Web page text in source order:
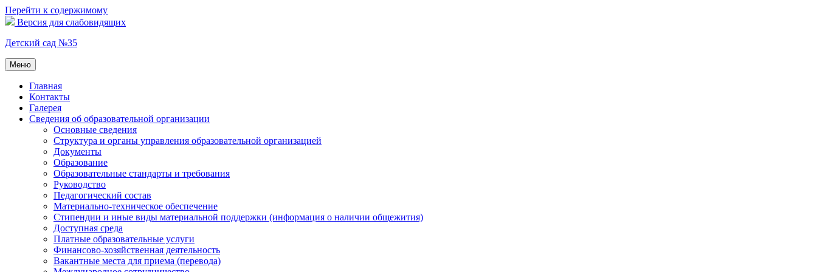
Перейти к содержимому
Версия для слабовидящих
Детский сад №35
Меню
Главная
Контакты
Галерея
Сведения об образовательной организации
Основные сведения
Структура и органы управления образовательной организацией
Документы
Образование
Образовательные стандарты и требования
Руководство
Педагогический состав
Материально-техническое обеспечение
Стипендии и иные виды материальной поддержки (информация о наличии общежития)
Доступная среда
Платные образовательные услуги
Финансово-хозяйственная деятельность
Вакантные места для приема (перевода)